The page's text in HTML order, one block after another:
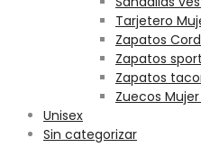
Tarjetero
Zapatos
Zapatos
Zapatos
Zuecos
Unisex
Sin categorizar